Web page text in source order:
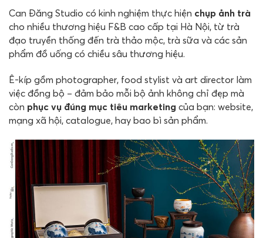
Can Đăng Studio có kinh nghiệm thực hiện chụp ảnh trà
cho nhiều thương hiệu F&B cao cấp tại Hà Nội, từ trà
đạo truyền thống đến trà thảo mộc, trà sữa và các sản
phẩm đồ uống có chiều sâu thương hiệu.
Ê-kíp gồm photographer, food stylist và art director làm
việc đồng bộ – đảm bảo mỗi bộ ảnh không chỉ đẹp mà
còn phục vụ đúng mục tiêu marketing của bạn: website,
mạng xã hội, catalogue, hay bao bì sản phẩm.